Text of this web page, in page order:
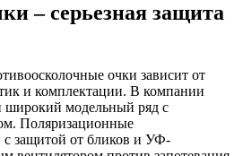
– серьезная защита
очки зависит от
и комплектации. В компании
широкий модельный ряд с
Поляризационные
защитой от бликов и УФ-